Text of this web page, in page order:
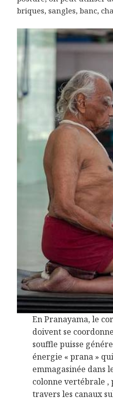
briques, sangles, banc,
En Pranayama, le
doivent se
souffle puisse
énergie « prana »
emmagasinée dans
colonne vertébrale ,
travers les canaux